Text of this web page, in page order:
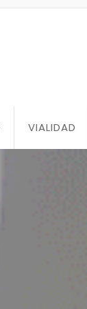
VIALIDAD